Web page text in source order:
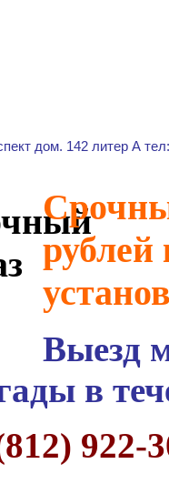
дом. 142 литер А
рублей
Выезд
в
922-